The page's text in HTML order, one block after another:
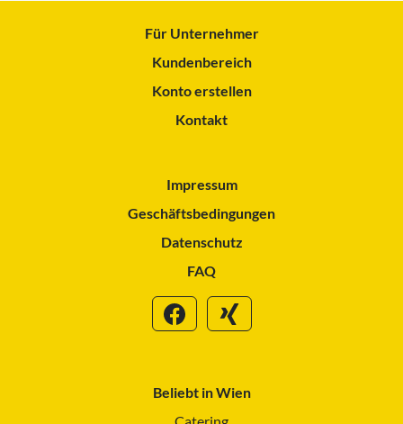
Für Unternehmer
Kundenbereich
Konto erstellen
Kontakt
Impressum
Geschäftsbedingungen
Datenschutz
FAQ
Beliebt in Wien